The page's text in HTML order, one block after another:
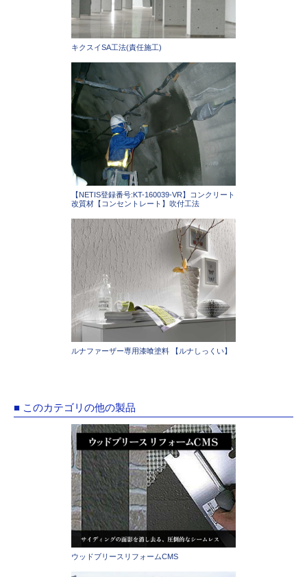
キクスイSA工法(責任施工)
【NETIS登録番号:KT-160039-VR】コンクリート
改質材【コンセントレート】吹付工法
ルナファーザー専用漆喰塗料 【ルナしっくい】
■ このカテゴリの他の製品
ウッドブリースリフォームCMS